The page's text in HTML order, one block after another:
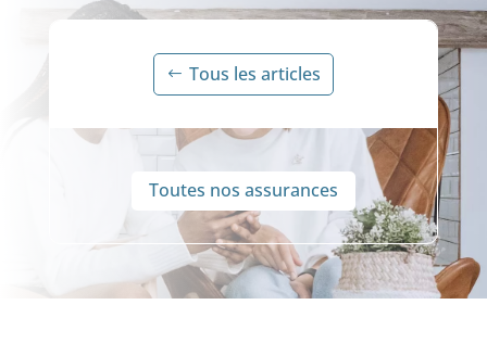
Tous les articles
Toutes nos assurances